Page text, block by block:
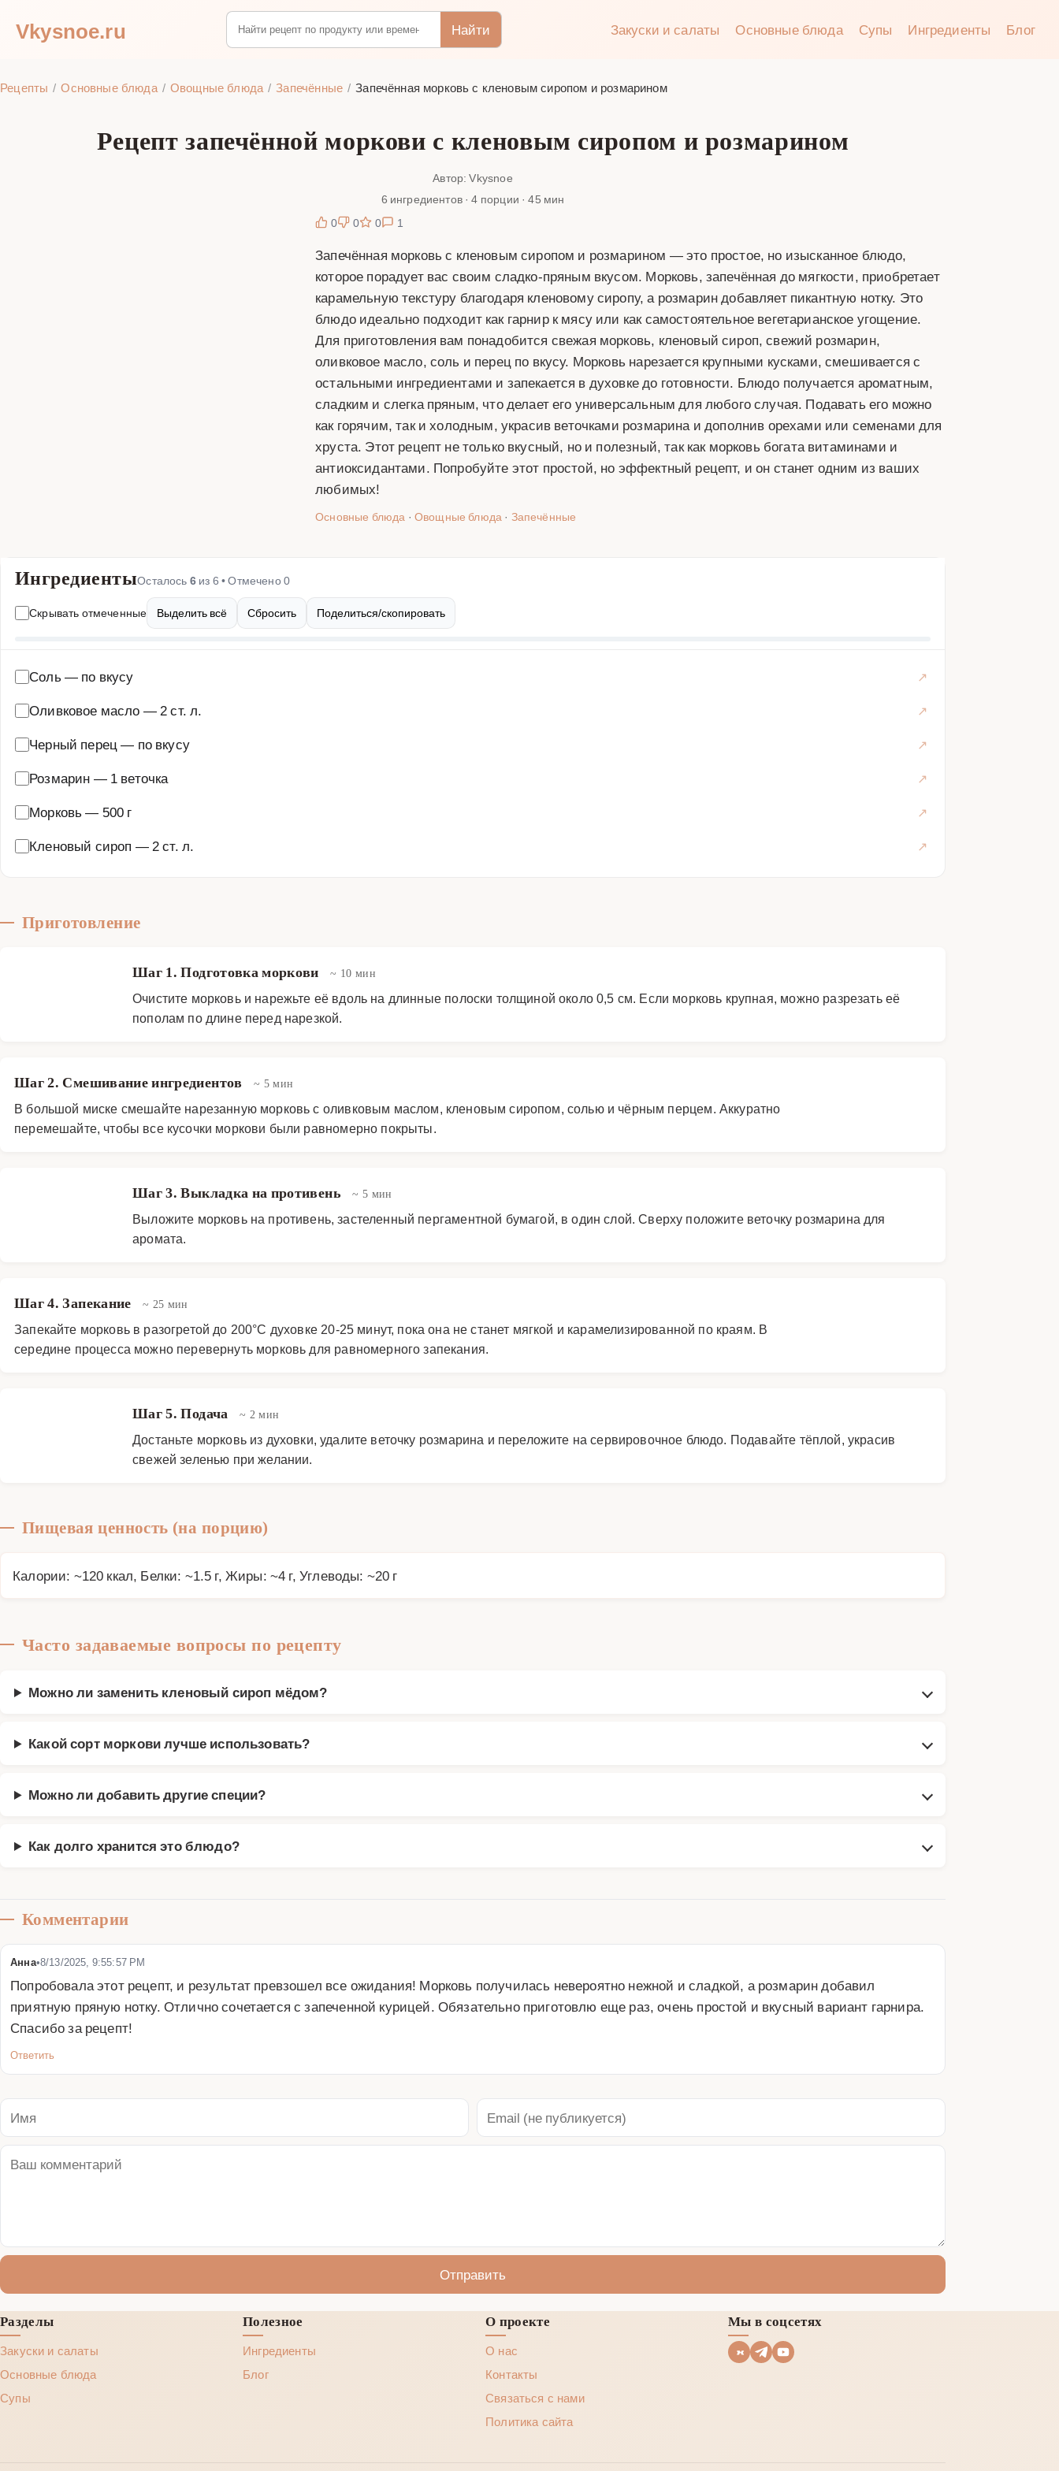
Vkysnoe.ru Найти Закуски и салаты Основные блюда Супы Ингредиенты Блог
Рецепты Основные блюда Овощные блюда Запечённые Запечённая морковь с кленовым сиропом и розмарином
Рецепт запечённой моркови с кленовым сиропом и розмарином
Автор: Vkysnoe
6 ингредиентов · 4 порции · 45 мин
0
0 0 1
Запечённая морковь с кленовым сиропом и розмарином — это простое, но изысканное блюдо,
которое порадует вас своим сладко-пряным вкусом. Морковь, запечённая до мягкости, приобретает
карамельную текстуру благодаря кленовому сиропу, а розмарин добавляет пикантную нотку. Это
блюдо идеально подходит как гарнир к мясу или как самостоятельное вегетарианское угощение.
Для приготовления вам понадобится свежая морковь, кленовый сироп, свежий розмарин,
оливковое масло, соль и перец по вкусу. Морковь нарезается крупными кусками, смешивается с
остальными ингредиентами и запекается в духовке до готовности. Блюдо получается ароматным,
сладким и слегка пряным, что делает его универсальным для любого случая. Подавать его можно
как горячим, так и холодным, украсив веточками розмарина и дополнив орехами или семенами для
хруста. Этот рецепт не только вкусный, но и полезный, так как морковь богата витаминами и
антиоксидантами. Попробуйте этот простой, но эффектный рецепт, и он станет одним из ваших
любимых!
Основные блюда · Овощные блюда · Запечённые
ИнгредиентыОсталось 6из 6 • Отмечено0
Скрывать отмеченные Выделить всё Сбросить Поделиться/скопировать
Соль — по вкусу
Оливковое масло — 2 ст. л.
Черный перец — по вкусу
Розмарин — 1 веточка
Морковь — 500 г
Кленовый сироп — 2 ст. л.
Приготовление
Шаг 1. Подготовка моркови ~ 10 мин
Очистите морковь и нарежьте её вдоль на длинные полоски толщиной около 0,5 см. Если морковь крупная, можно разрезать её
пополам по длине перед нарезкой.
Шаг 2. Смешивание ингредиентов ~ 5 мин
В большой миске смешайте нарезанную морковь с оливковым маслом, кленовым сиропом, солью и чёрным перцем. Аккуратно
перемешайте, чтобы все кусочки моркови были равномерно покрыты.
Шаг 3. Выкладка на противень ~ 5 мин
Выложите морковь на противень, застеленный пергаментной бумагой, в один слой. Сверху положите веточку розмарина для
аромата.
Шаг 4. Запекание ~ 25 мин
Запекайте морковь в разогретой до 200°C духовке 20-25 минут, пока она не станет мягкой и карамелизированной по краям. В
середине процесса можно перевернуть морковь для равномерного запекания.
Шаг 5. Подача ~ 2 мин
Достаньте морковь из духовки, удалите веточку розмарина и переложите на сервировочное блюдо. Подавайте тёплой, украсив
свежей зеленью при желании.
Пищевая ценность (на порцию)
Калории: ~120 ккал, Белки: ~1.5 г, Жиры: ~4 г, Углеводы: ~20 г
Часто задаваемые вопросы по рецепту
Можно ли заменить кленовый сироп мёдом?
Какой сорт моркови лучше использовать?
Можно ли добавить другие специи?
Как долго хранится это блюдо?
Комментарии
Анна•8/13/2025, 9:55:57 PM
Попробовала этот рецепт, и результат превзошел все ожидания! Морковь получилась невероятно нежной и сладкой, а розмарин добавил
приятную пряную нотку. Отлично сочетается с запеченной курицей. Обязательно приготовлю еще раз, очень простой и вкусный вариант гарнира.
Спасибо за рецепт!
Ответить
Отправить
Разделы
Закуски и салаты
Основные блюда
Супы
Полезное
Ингредиенты
Блог
О проекте
О нас
Контакты
Связаться с нами
Политика сайта
Мы в соцсетях